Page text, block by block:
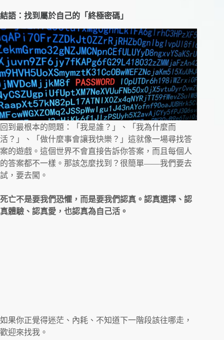
結語：找到屬於自己的「終極密碼」
回到最根本的問題：「我是誰？」、「我為什麼而
活？」、「做什麼事會讓我快樂？」這就像一場尋找答
案的遊戲。這個世界不會直接告訴你答案，而且每個人
的答案都不一樣。那該怎麼找到？很簡單——我們要去
試，要去闖。
死亡不是要我們恐懼，而是要我們認真。認真選擇、認
真體驗、認真愛，也認真為自己活。
如果你正覺得迷茫、內耗、不知道下一階段該往哪走，
歡迎來找我。